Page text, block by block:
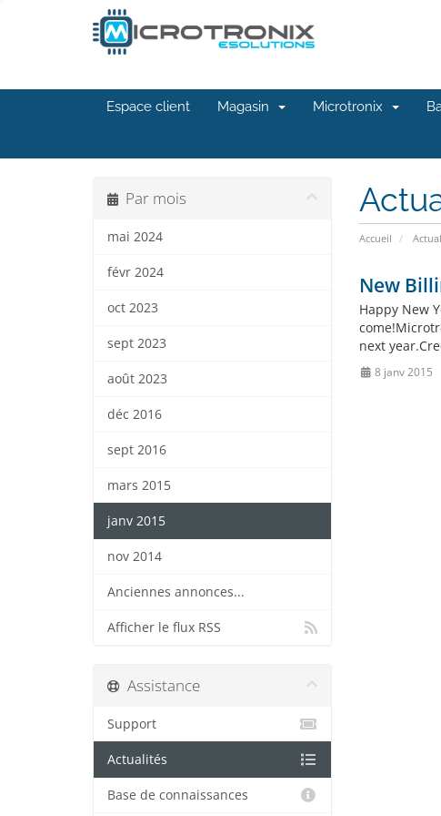
Espace client Magasin Microtronix
Accueil
Par mois
mai 2024
févr 2024
oct 2023
sept 2023
août 2023
déc 2016
sept 2016
mars 2015
janv 2015
nov 2014
Anciennes annonces...
Afficher le flux RSS
New
Happy New
next
8 janv 2015
Assistance
Support
Actualités
Base de connaissances